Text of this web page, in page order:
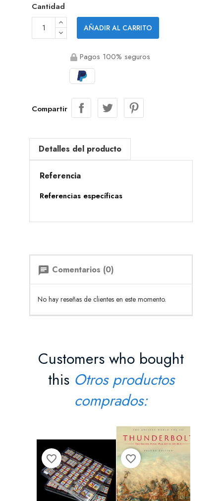
Cantidad
AÑADIR AL CARRITO
Pagos 100% seguros
Compartir
Detalles del producto
Referencia
Referencias específicas
chat Comentarios (0)
No hay reseñas de clientes en este momento.
Customers who bought
this Otros productos
comprados:
favorite_border favorite_border